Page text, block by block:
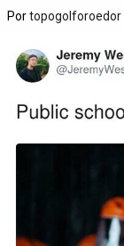
Portopogolforoedor